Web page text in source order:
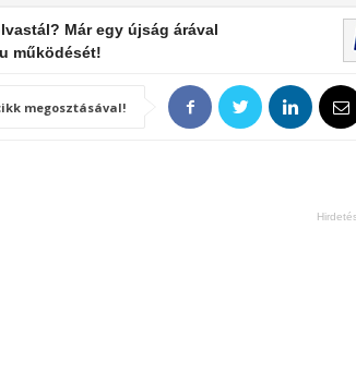
Már egy újság árával
működését!
megosztásával!